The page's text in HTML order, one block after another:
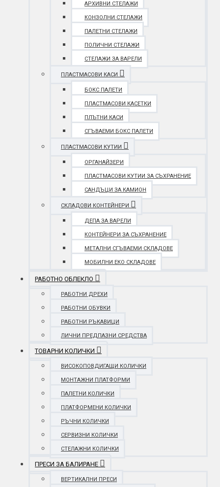
АРХИВНИ СТЕЛАЖИ
КОНЗОЛНИ СТЕЛАЖИ
ПАЛЕТНИ СТЕЛАЖИ
ПОЛИЧНИ СТЕЛАЖИ
СТЕЛАЖИ ЗА ВАРЕЛИ
ПЛАСТМАСОВИ КАСИ
БОКС ПАЛЕТИ
ПЛАСТМАСОВИ КАСЕТКИ
ПЛЪТНИ КАСИ
СГЪВАЕМИ БОКС ПАЛЕТИ
ПЛАСТМАСОВИ КУТИИ
ОРГАНАЙЗЕРИ
ПЛАСТМАСОВИ КУТИИ ЗА СЪХРАНЕНИЕ
САНДЪЦИ ЗА КАМИОН
СКЛАДОВИ КОНТЕЙНЕРИ
ДЕПА ЗА ВАРЕЛИ
КОНТЕЙНЕРИ ЗА СЪХРАНЕНИЕ
МЕТАЛНИ СГЪВАЕМИ СКЛАДОВЕ
МОБИЛНИ ЕКО СКЛАДОВЕ
РАБОТНО ОБЛЕКЛО
РАБОТНИ ДРЕХИ
РАБОТНИ ОБУВКИ
РАБОТНИ РЪКАВИЦИ
ЛИЧНИ ПРЕДПАЗНИ СРЕДСТВА
ТОВАРНИ КОЛИЧКИ
ВИСОКОПОВДИГАЩИ КОЛИЧКИ
МОНТАЖНИ ПЛАТФОРМИ
ПАЛЕТНИ КОЛИЧКИ
ПЛАТФОРМЕНИ КОЛИЧКИ
РЪЧНИ КОЛИЧКИ
СЕРВИЗНИ КОЛИЧКИ
СТЕЛАЖНИ КОЛИЧКИ
ПРЕСИ ЗА БАЛИРАНЕ
ВЕРТИКАЛНИ ПРЕСИ